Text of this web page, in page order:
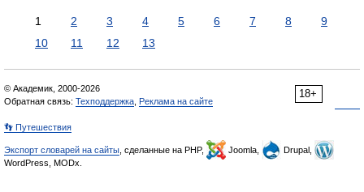
1 2 3 4 5 6 7 8
9
10
11 12 13
18+
© Академик, 2000-2026
Обратная связь: Техподдержка Реклама на сайте
👣 Путешествия
Экспорт словарей на сайты , сделанные на PHP, Joomla,
Drupal,
WordPress, MODx.